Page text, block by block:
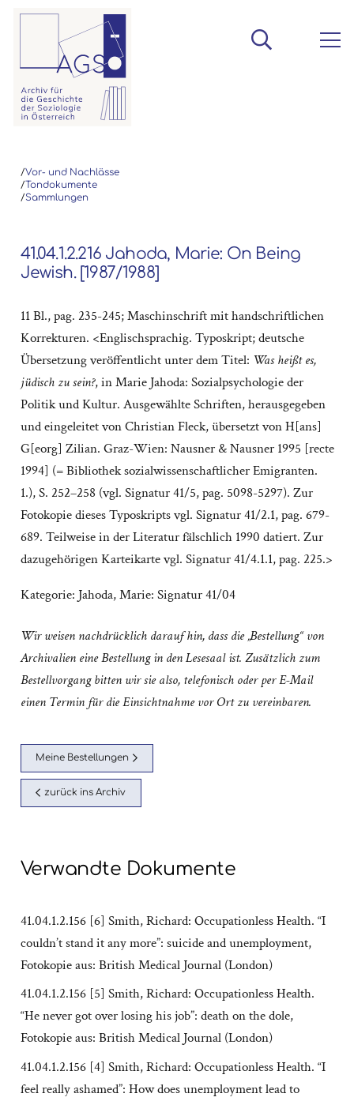
/Vor- und Nachlässe
/Tondokumente
/Sammlungen
41.04.1.2.216 Jahoda, Marie: On Being
Jewish. [1987/1988]
11 Bl., pag. 235-245; Maschinschrift mit handschriftlichen
Korrekturen. <Englischsprachig. Typoskript; deutsche
Übersetzung veröffentlicht unter dem Titel: Was heißt es,
jüdisch zu sein?, in Marie Jahoda: Sozialpsychologie der
Politik und Kultur. Ausgewählte Schriften, herausgegeben
und eingeleitet von Christian Fleck, übersetzt von H[ans]
G[eorg] Zilian. Graz-Wien: Nausner & Nausner 1995 [recte
1994] (= Bibliothek sozialwissenschaftlicher Emigranten.
1.), S. 252–258 (vgl. Signatur 41/5, pag. 5098-5297). Zur
Fotokopie dieses Typoskripts vgl. Signatur 41/2.1, pag. 679-
689. Teilweise in der Literatur fälschlich 1990 datiert. Zur
dazugehörigen Karteikarte vgl. Signatur 41/4.1.1, pag. 225.>
Kategorie: Jahoda, Marie: Signatur 41/04
Wir weisen nachdrücklich darauf hin, dass die „Bestellung“ von
Archivalien eine Bestellung in den Lesesaal ist. Zusätzlich zum
Bestellvorgang bitten wir sie also, telefonisch oder per E-Mail
einen Termin für die Einsichtnahme vor Ort zu vereinbaren.
Meine Bestellungen
zurück ins Archiv
Verwandte Dokumente
41.04.1.2.156 [6] Smith, Richard: Occupationless Health. “I
couldn’t stand it any more”: suicide and unemployment,
Fotokopie aus: British Medical Journal (London)
41.04.1.2.156 [5] Smith, Richard: Occupationless Health.
“He never got over losing his job”: death on the dole,
Fotokopie aus: British Medical Journal (London)
41.04.1.2.156 [4] Smith, Richard: Occupationless Health. “I
feel really ashamed”: How does unemployment lead to